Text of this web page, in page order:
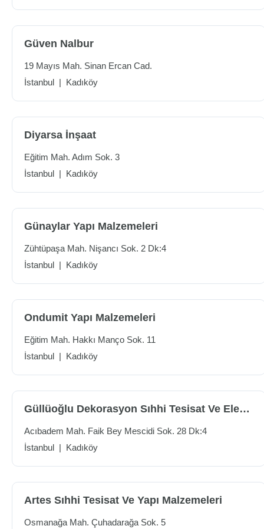
Güven Nalbur
19 Mayıs Mah. Sinan Ercan Cad.
İstanbul | Kadıköy
Diyarsa İnşaat
Eğitim Mah. Adım Sok. 3
İstanbul | Kadıköy
Günaylar Yapı Malzemeleri
Zühtüpaşa Mah. Nişancı Sok. 2 Dk:4
İstanbul | Kadıköy
Ondumit Yapı Malzemeleri
Eğitim Mah. Hakkı Manço Sok. 11
İstanbul | Kadıköy
Güllüoğlu Dekorasyon Sıhhi Tesisat Ve Elektrik
Acıbadem Mah. Faik Bey Mescidi Sok. 28 Dk:4
İstanbul | Kadıköy
Artes Sıhhi Tesisat Ve Yapı Malzemeleri
Osmanağa Mah. Çuhadarağa Sok. 5